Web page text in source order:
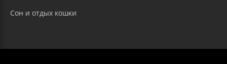
Сон и отдых кошки